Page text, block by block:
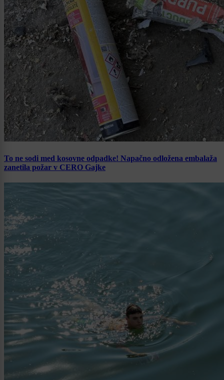
To ne sodi med kosovne odpadke! Napačno odložena embalaža
zanetila požar v CERO Gajke